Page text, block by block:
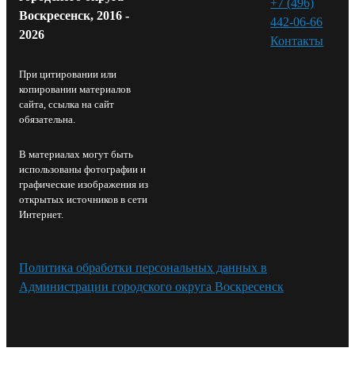
Воскресенск, 2016 -
2026
При цитировании или
копировании материалов
сайта, ссылка на сайт
обязательна.
В материалах могут быть
использованы фотографии и
графические изображения из
открытых источников в сети
Интернет.
442-06-66
Контакты⁠
Политика обработки персональных данных в
Администрации городского округа Воскресенск